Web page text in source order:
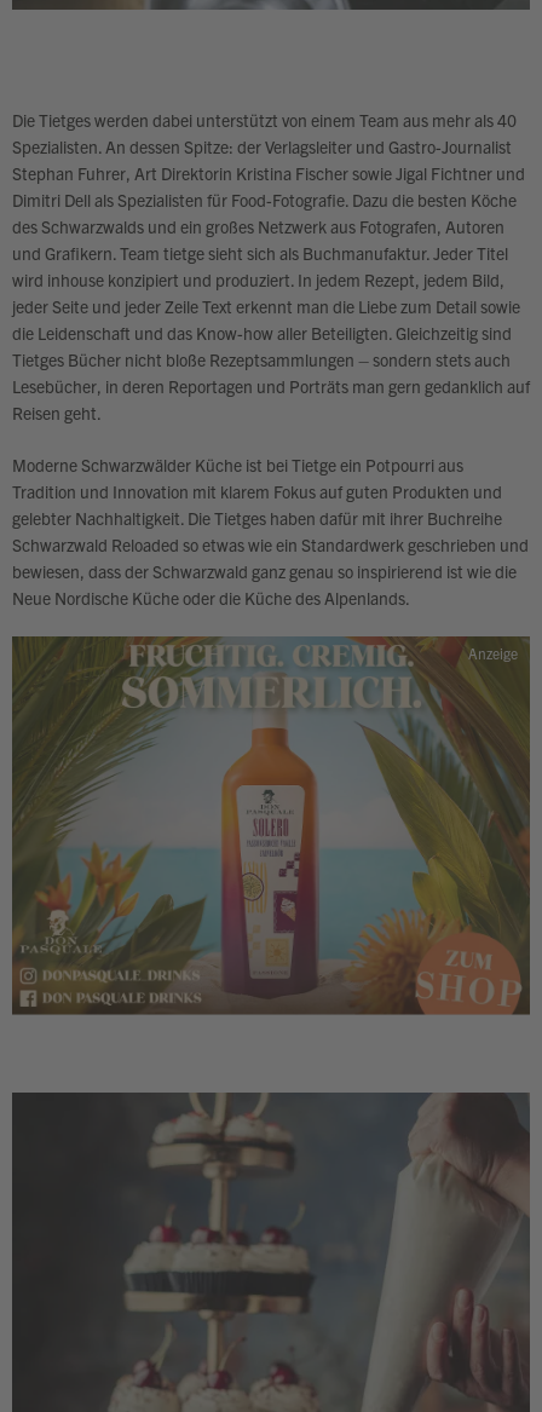
Die Tietges werden dabei unterstützt von einem Team aus mehr als 40
Spezialisten. An dessen Spitze: der Verlagsleiter und Gastro-Journalist
Stephan Fuhrer, Art Direktorin Kristina Fischer sowie Jigal Fichtner und
Dimitri Dell als Spezialisten für Food-Fotografie. Dazu die besten Köche
des Schwarzwalds und ein großes Netzwerk aus Fotografen, Autoren
und Grafikern. Team tietge sieht sich als Buchmanufaktur. Jeder Titel
wird inhouse konzipiert und produziert. In jedem Rezept, jedem Bild,
jeder Seite und jeder Zeile Text erkennt man die Liebe zum Detail sowie
die Leidenschaft und das Know-how aller Beteiligten. Gleichzeitig sind
Tietges Bücher nicht bloße Rezeptsammlungen – sondern stets auch
Lesebücher, in deren Reportagen und Porträts man gern gedanklich auf
Reisen geht.
Moderne Schwarzwälder Küche ist bei Tietge ein Potpourri aus
Tradition und Innovation mit klarem Fokus auf guten Produkten und
gelebter Nachhaltigkeit. Die Tietges haben dafür mit ihrer Buchreihe
Schwarzwald Reloaded so etwas wie ein Standardwerk geschrieben und
bewiesen, dass der Schwarzwald ganz genau so inspirierend ist wie die
Neue Nordische Küche oder die Küche des Alpenlands.
Anzeige